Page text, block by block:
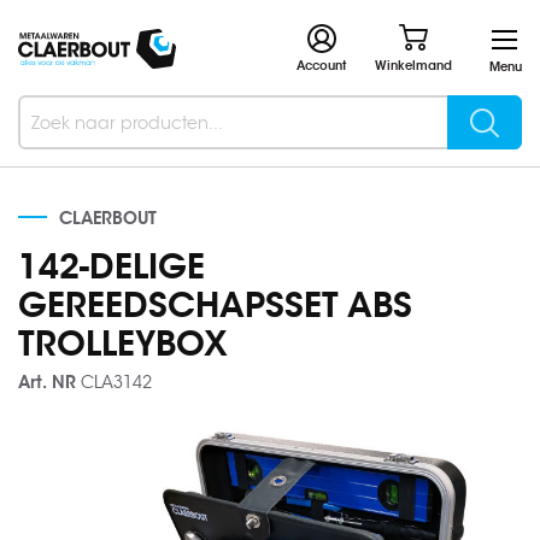
Menu
Winkelmand
Account
Search
CLAERBOUT
142-DELIGE
GEREEDSCHAPSSET ABS
TROLLEYBOX
Art. NR CLA3142